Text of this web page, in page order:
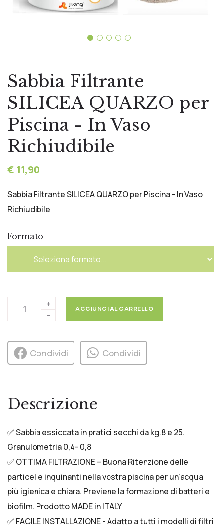
Sabbia Filtrante
SILICEA QUARZO per
Piscina - In Vaso
Richiudibile
€ 11,90
Sabbia Filtrante SILICEA QUARZO per Piscina - In Vaso
Richiudibile
Formato
AGGIUNGI AL CARRELLO
Condividi Condividi
Descrizione
✅ Sabbia essiccata in pratici secchi da kg.8 e 25.
Granulometria 0,4- 0,8
✅ OTTIMA FILTRAZIONE – Buona Ritenzione delle
particelle inquinanti nella vostra piscina per un'acqua
più igienica e chiara. Previene la formazione di batteri e
biofilm. Prodotto MADE in ITALY
✅ FACILE INSTALLAZIONE - Adatto a tutti i modelli di filtri